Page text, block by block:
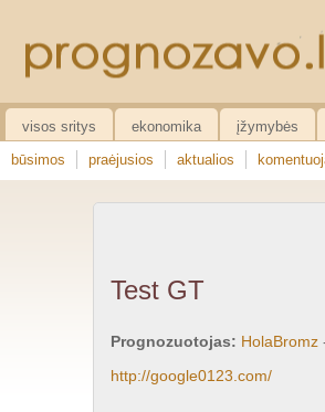
visos sritys ekonomika įžymybės
būsimos
praėjusios aktualios
Test GT
Prognozuotojas: HolaBromz
http://google0123.com/